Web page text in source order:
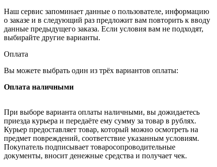
Наш сервис запоминает данные о пользователе, информацию
о заказе и в следующий раз предложит вам повторить к вводу
данные предыдущего заказа. Если условия вам не подходят,
выбирайте другие варианты.
Оплата
Вы можете выбрать один из трёх вариантов оплаты:
Оплата наличными
При выборе варианта оплаты наличными, вы дожидаетесь
приезда курьера и передаёте ему сумму за товар в рублях.
Курьер предоставляет товар, который можно осмотреть на
предмет повреждений, соответствие указанным условиям.
Покупатель подписывает товаросопроводительные
документы, вносит денежные средства и получает чек.